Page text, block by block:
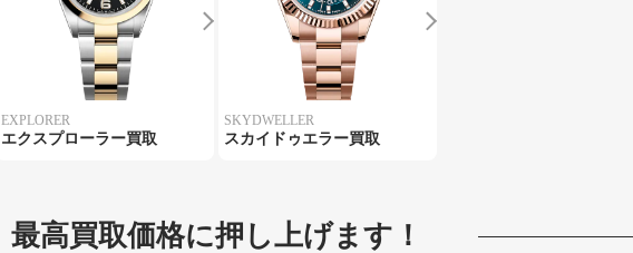
EXPLORER
エクスプローラー買取
SKYDWELLER
スカイドゥエラー買取
最高買取価格に押し上げます！